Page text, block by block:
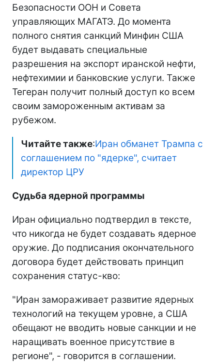
Безопасности ООН и Совета
управляющих МАГАТЭ. До момента
полного снятия санкций Минфин США
будет выдавать специальные
разрешения на экспорт иранской нефти,
нефтехимии и банковские услуги. Также
Тегеран получит полный доступ ко всем
своим замороженным активам за
рубежом.
Читайте также:Иран обманет Трампа с
соглашением по "ядерке", считает
директор ЦРУ
Судьба ядерной программы
Иран официально подтвердил в тексте,
что никогда не будет создавать ядерное
оружие. До подписания окончательного
договора будет действовать принцип
сохранения статус-кво:
"Иран замораживает развитие ядерных
технологий на текущем уровне, а США
обещают не вводить новые санкции и не
наращивать военное присутствие в
регионе", - говорится в соглашении.